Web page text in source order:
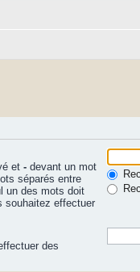
et - devant un mot
séparés entre
un des mots doit
souhaitez effectuer
des